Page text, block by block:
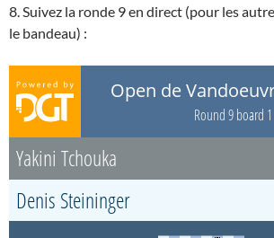
8. Suivez la ronde 9 en direct (pour les
le bandeau) :